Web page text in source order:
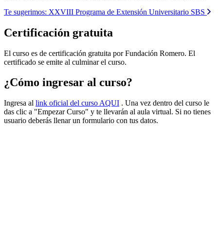
Te sugerimos: XXVIII Programa de Extensión Universitario SBS
Certificación gratuita
El curso es de certificación gratuita por Fundación Romero. El
certificado se emite al culminar el curso.
¿Cómo ingresar al curso?
Ingresa al link oficial del curso AQUI . Una vez dentro del curso le
das clic a "Empezar Curso" y te llevarán al aula virtual. Si no tienes
usuario deberás llenar un formulario con tus datos.